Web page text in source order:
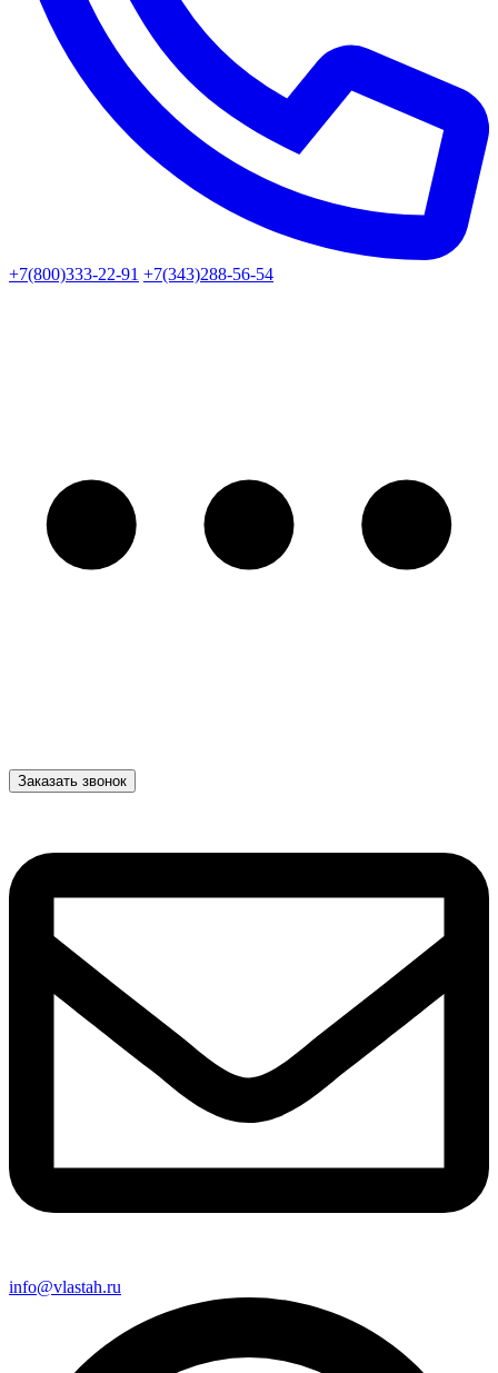
+7(800)333-22-91 +7(343)288-56-54
Заказать звонок
info@vlastah.ru